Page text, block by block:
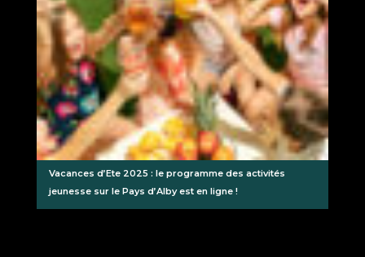
Vacances d’Ete 2025 : le programme des activités
jeunesse sur le Pays d’Alby est en ligne !